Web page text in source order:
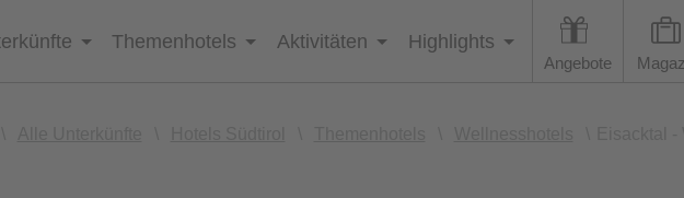
Themenhotels Aktivitäten Highlights
Angebote